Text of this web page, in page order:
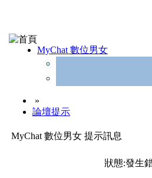
MyChat 數位男女
»
論壇提示
MyChat 數位男女 提示訊息
狀態:發生